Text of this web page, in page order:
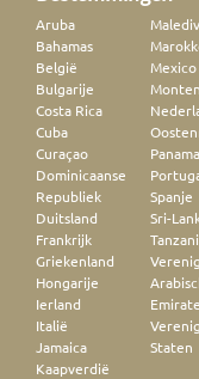
Aruba
Bahamas
België
Bulgarije
Costa Rica
Cuba
Curaçao
Dominicaanse
Republiek
Duitsland
Frankrijk
Griekenland
Hongarije
Ierland
Italië
Jamaica
Kaapverdië
Mexico
Panama
Spanje
Sri-
Staten